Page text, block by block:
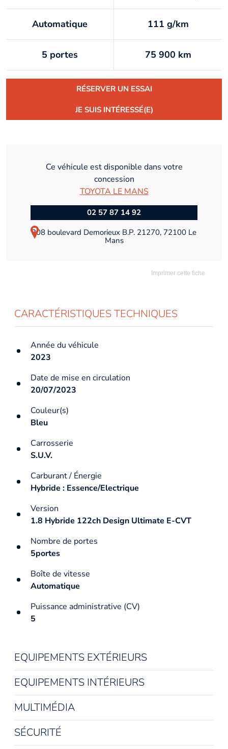
Automatique 111 g/km
5 portes 75 900 km
RÉSERVER UN ESSAI
JE SUIS INTÉRESSÉ(E)
Ce véhicule est disponible dans votre
concession
TOYOTA LE MANS
02 57 87 14 92
308 boulevard Demorieux B.P. 21270, 72100 Le
Mans
Imprimer cette fiche
CARACTÉRISTIQUES TECHNIQUES
Année du véhicule
2023
Date de mise en circulation
20/07/2023
Couleur(s)
Bleu
Carrosserie
S.U.V.
Carburant / Énergie
Hybride : Essence/Electrique
Version
1.8 Hybride 122ch Design Ultimate E-CVT
Nombre de portes
5portes
Boîte de vitesse
Automatique
Puissance administrative (CV)
5
EQUIPEMENTS EXTÉRIEURS
EQUIPEMENTS INTÉRIEURS
MULTIMÉDIA
SÉCURITÉ